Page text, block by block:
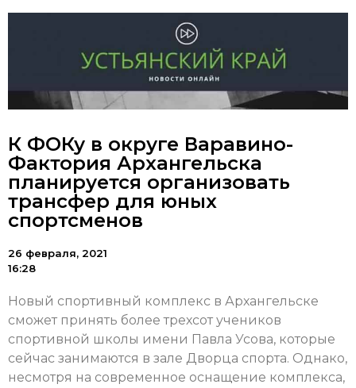
К ФОКу в округе Варавино-
Фактория Архангельска
планируется организовать
трансфер для юных
спортсменов
26 февраля, 2021
16:28
Новый спортивный комплекс в Архангельске
сможет принять более трехсот учеников
спортивной школы имени Павла Усова, которые
сейчас занимаются в зале Дворца спорта. Однако,
несмотря на современное оснащение комплекса,